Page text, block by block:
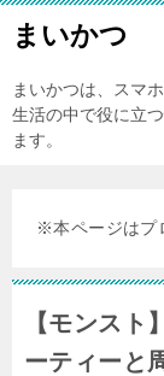
まいかつ
まいかつは、スマ
生活の中で役に立
ます。
※本ページはプ
【モンス
ーティーと